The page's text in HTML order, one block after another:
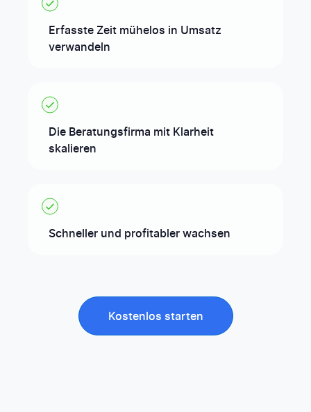
Erfasste Zeit mühelos in Umsatz
verwandeln
Die Beratungsfirma mit Klarheit
skalieren
Schneller und profitabler wachsen
Kostenlos starten